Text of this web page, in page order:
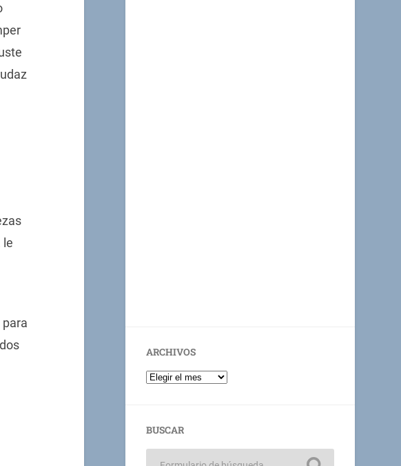
le
ARCHIVOS
BUSCAR